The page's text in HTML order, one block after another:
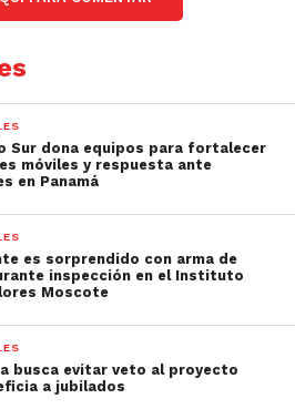
Sur dona equipos para fortalecer
móviles y respuesta ante
en Panamá
es sorprendido con arma de
inspección en el Instituto
Moscote
busca evitar veto al proyecto
a jubilados